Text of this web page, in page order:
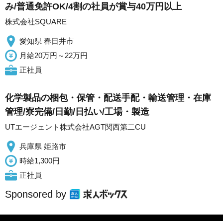
み/普通免許OK/4割の社員が賞与40万円以上
株式会社SQUARE
愛知県 春日井市
月給20万円～22万円
正社員
化学製品の梱包・保管・配送手配・輸送管理・在庫
管理/寮完備/日勤/日払い/工場・製造
UTエージェント株式会社AGT関西第二CU
兵庫県 姫路市
時給1,300円
正社員
Sponsored by